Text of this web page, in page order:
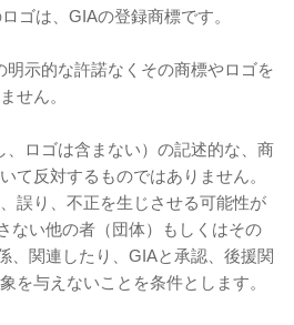
ゴは、GIAの登録商標です。
示的な許諾なくその商標やロゴを
せん。
、ロゴは含まない）の記述的な、商
て反対するものではありません。
誤り、不正を生じさせる可能性が
ない他の者（団体）もしくはその
、関連したり、GIAと承認、後援関
を与えないことを条件とします。